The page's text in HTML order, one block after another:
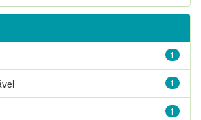
1
1
1